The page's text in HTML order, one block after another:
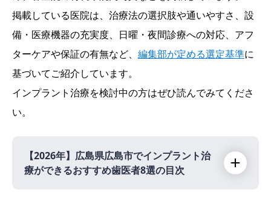
掲載している医院は、治療法の選択肢や通いやすさ、設
備・医療機器の充実度、日曜・夜間診療への対応、アフ
ターケアや保証の有無など、 編集部が定める選定基準に
基づいてご紹介しています。
インプラント治療を検討中の方はぜひ読んでみてくださ
い。
【2026年】 広島県広島市でインプラント治
療ができるおすすめ歯医者8選の目次